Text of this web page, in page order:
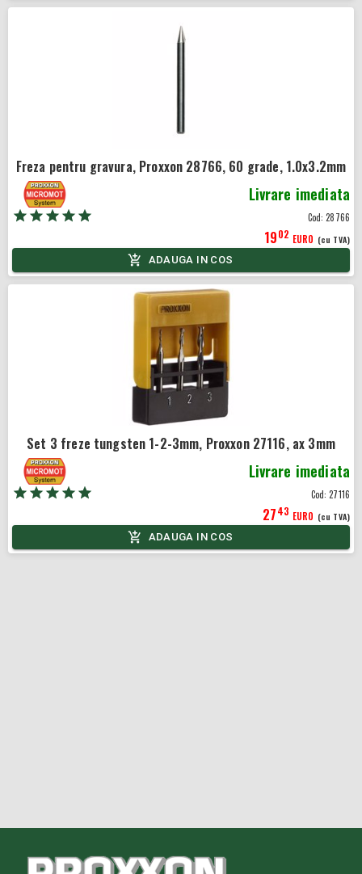
Freza pentru gravura, Proxxon 28766, 60 grade, 1.0x3.2mm
Livrare imediata
Cod:28766
1902 EURO (cu TVA)
ADAUGA IN COS
Set 3 freze tungsten 1-2-3mm, Proxxon 27116, ax 3mm
Livrare imediata
Cod:27116
2743 EURO (cu TVA)
ADAUGA IN COS